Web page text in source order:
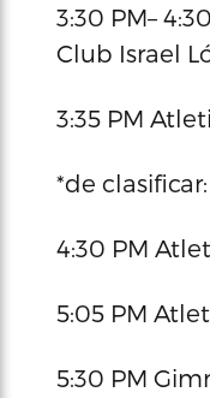
3:30 PM–
Club Israel
3:35 PM
*de
4:30 PM
5:05 PM
5:30 PM